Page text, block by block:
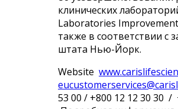
клинических
Laboratories Improvement
также в соответствии с
штата Нью-Йорк.
Website
53 00 / +800 12 12 30 30 /